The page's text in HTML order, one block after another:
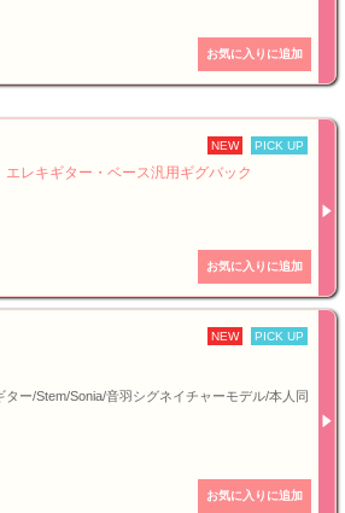
NEW PICK UP
エレキギター・ベース汎用ギグバック
NEW PICK UP
ー/Stem/Sonia/音羽シグネイチャーモデル/本人同